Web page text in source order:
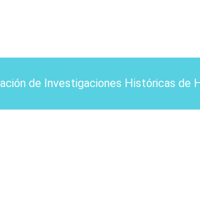
de Investigaciones Históricas de